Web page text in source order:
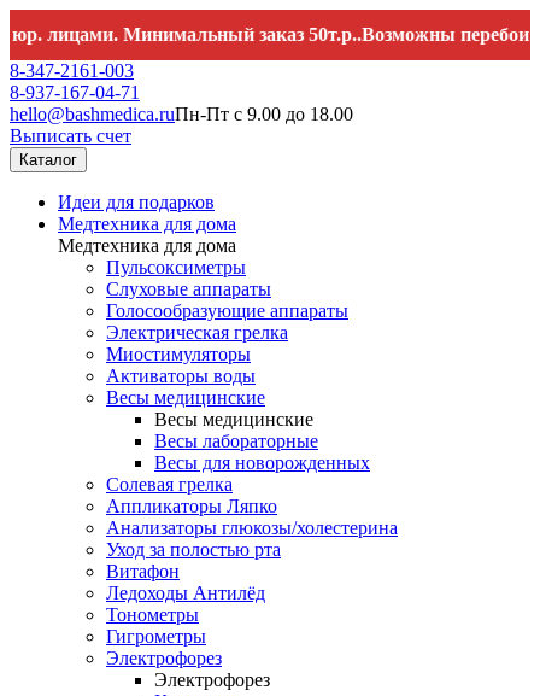
Минимальный заказ 50т.р..Возможны перебои со
8-347-2161-003
8-937-167-04-71
hello@bashmedica.ruПн-Пт с 9.00 до 18.00
Выписать счет
Каталог
Идеи для подарков
Медтехника для дома
Медтехника для дома
Пульсоксиметры
Слуховые аппараты
Голосообразующие аппараты
Электрическая грелка
Миостимуляторы
Активаторы воды
Весы медицинские
Весы медицинские
Весы лабораторные
Весы для новорожденных
Солевая грелка
Аппликаторы Ляпко
Анализаторы глюкозы/холестерина
Уход за полостью рта
Витафон
Ледоходы Антилёд
Тонометры
Гигрометры
Электрофорез
Электрофорез